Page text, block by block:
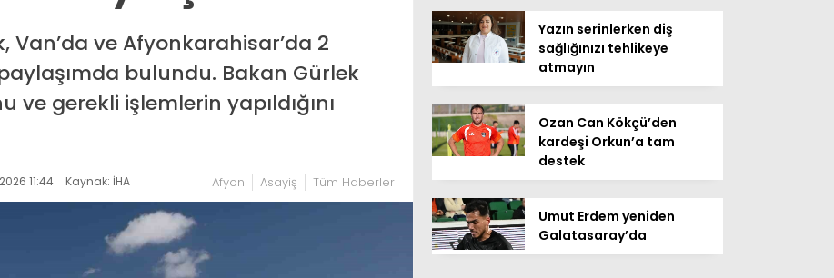
Van’da ve Afyonkarahisar’da 2
bulundu. Bakan Gürlek
gerekli işlemlerin yapıldığını
11:44 Kaynak: İHA Afyon Asayiş Tüm Haberler
Yazın serinlerken diş
sağlığınızı tehlikeye
atmayın
Ozan Can Kökçü’den
kardeşi Orkun’a tam
destek
Umut Erdem yeniden
Galatasaray’da